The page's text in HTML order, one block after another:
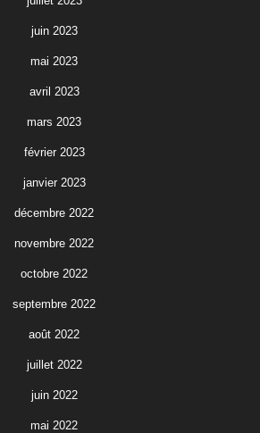
juin 2023
mai 2023
avril 2023
mars 2023
février 2023
janvier 2023
décembre 2022
novembre 2022
octobre 2022
septembre 2022
août 2022
juillet 2022
juin 2022
mai 2022